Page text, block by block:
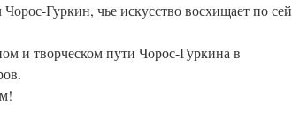
Гуркин, чье искусство восхищает по сей
и творческом пути Чорос-Гуркина в